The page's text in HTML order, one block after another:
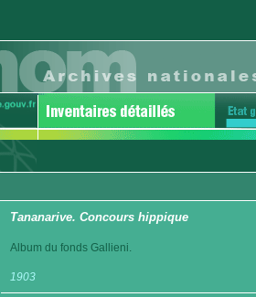
Tananarive. Concours hippique
Album du fonds Gallieni.
1903